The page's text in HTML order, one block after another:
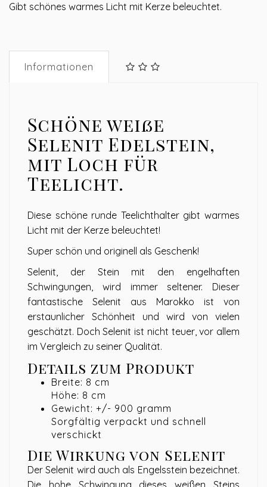
Gibt schönes warmes Licht mit Kerze beleuchtet.
Informationen
Schöne weiße
Selenit Edelstein,
mit Loch für
Teelicht.
Diese schöne runde Teelichthalter gibt warmes
Licht mit der Kerze beleuchtet!
Super schön und originell als Geschenk!
Selenit, der Stein mit den engelhaften
Schwingungen, wird immer seltener. Dieser
fantastische Selenit aus Marokko ist von
erstaunlicher Schönheit und wird von vielen
geschätzt. Doch Selenit ist nicht teuer, vor allem
im Vergleich zu seiner Qualität.
Details zum Produkt
Breite: 8 cm
Höhe: 8 cm
Gewicht: +/- 900 gramm
Sorgfältig verpackt und schnell
verschickt
Die Wirkung von Selenit
Der Selenit wird auch als Engelsstein bezeichnet.